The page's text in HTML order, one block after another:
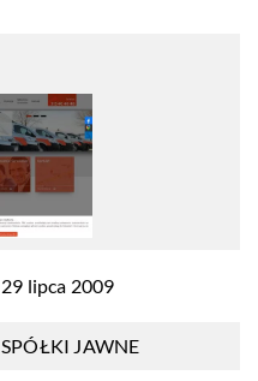
29 lipca 2009
SPÓŁKI JAWNE